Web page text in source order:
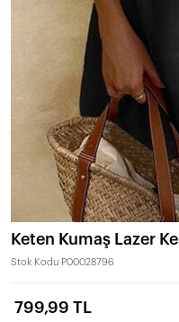
Keten Kumaş Lazer
Stok Kodu P00028796
799,99 TL